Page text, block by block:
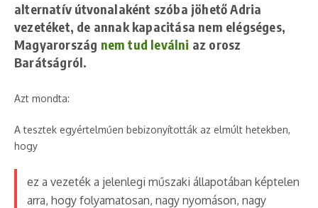
alternatív útvonalaként szóba jöhető Adria
vezetéket, de annak kapacitása nem elégséges,
Magyarország nem tud leválni az orosz
Barátságról.
Azt mondta:
A tesztek egyértelműen bebizonyították az elmúlt hetekben,
hogy
ez a vezeték a jelenlegi műszaki állapotában képtelen
arra, hogy folyamatosan, nagy nyomáson, nagy